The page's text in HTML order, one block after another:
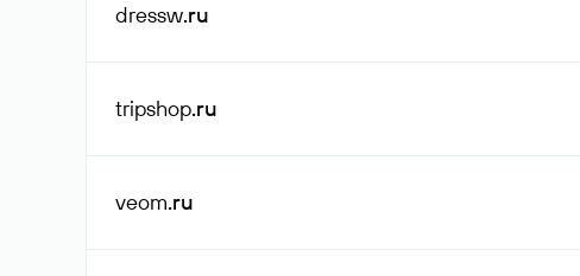
dressw.ru
tripshop.ru
veom.ru